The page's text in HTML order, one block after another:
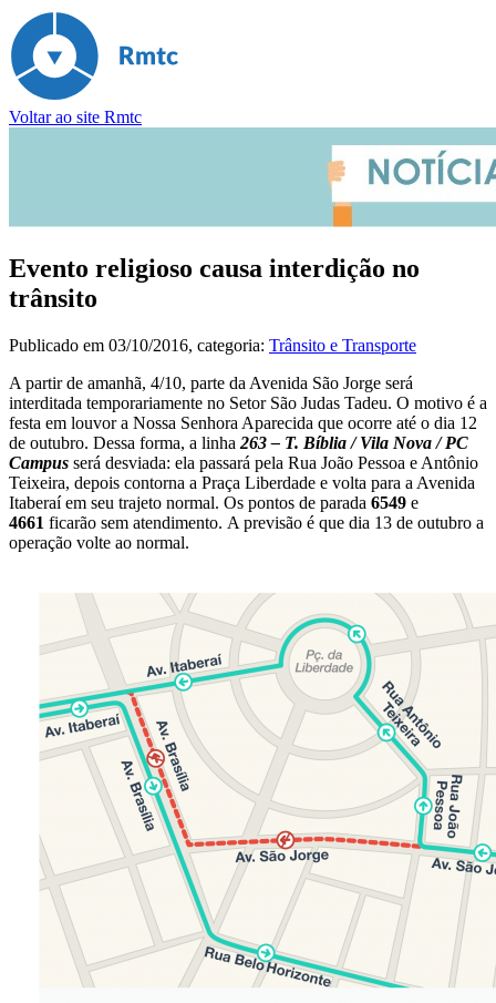
Voltar ao site Rmtc
Evento religioso causa interdição no
trânsito
Publicado em 03/10/2016, categoria: Trânsito e Transporte
A partir de amanhã, 4/10, parte da Avenida São Jorge será
interditada temporariamente no Setor São Judas Tadeu. O motivo é a
festa em louvor a Nossa Senhora Aparecida que ocorre até o dia 12
de outubro. Dessa forma, a linha 263 – T. Bíblia / Vila Nova / PC
Campus será desviada: ela passará pela Rua João Pessoa e Antônio
Teixeira, depois contorna a Praça Liberdade e volta para a Avenida
Itaberaí em seu trajeto normal. Os pontos de parada 6549 e
4661 ficarão sem atendimento. A previsão é que dia 13 de outubro a
operação volte ao normal.